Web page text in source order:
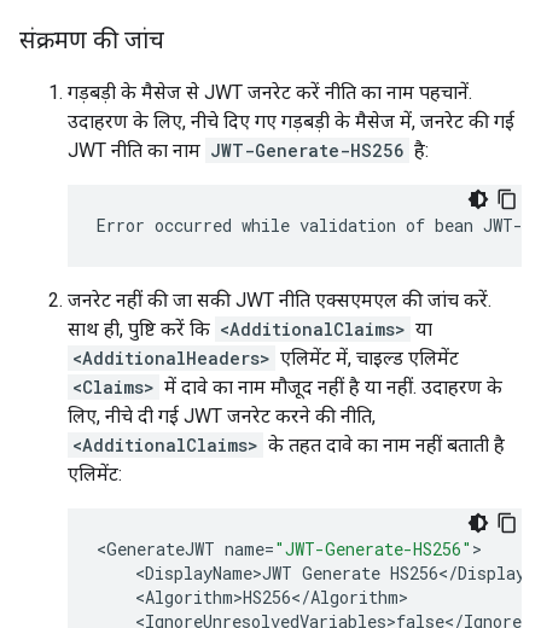
संक्रमण की जांच
गड़बड़ी के मैसेज से JWT जनरेट करें नीति का नाम पहचानें.
उदाहरण के लिए, नीचे दिए गए गड़बड़ी के मैसेज में, जनरेट की गई
JWT नीति का नाम JWT-Generate-HS256 है:
Error occurred while validation of bean JWT-
जनरेट नहीं की जा सकी JWT नीति एक्सएमएल की जांच करें.
साथ ही, पुष्टि करें कि <AdditionalClaims> या
<AdditionalHeaders> एलिमेंट में, चाइल्ड एलिमेंट
<Claims> में दावे का नाम मौजूद नहीं है या नहीं. उदाहरण के
लिए, नीचे दी गई JWT जनरेट करने की नीति,
<AdditionalClaims> के तहत दावे का नाम नहीं बताती है
एलिमेंट:
<GenerateJWT name="JWT-Generate-HS256"
<DisplayName>JWT Generate HS256</
<Algorithm>HS256</Algorithm
<IgnoreUnresolvedVariables>false</